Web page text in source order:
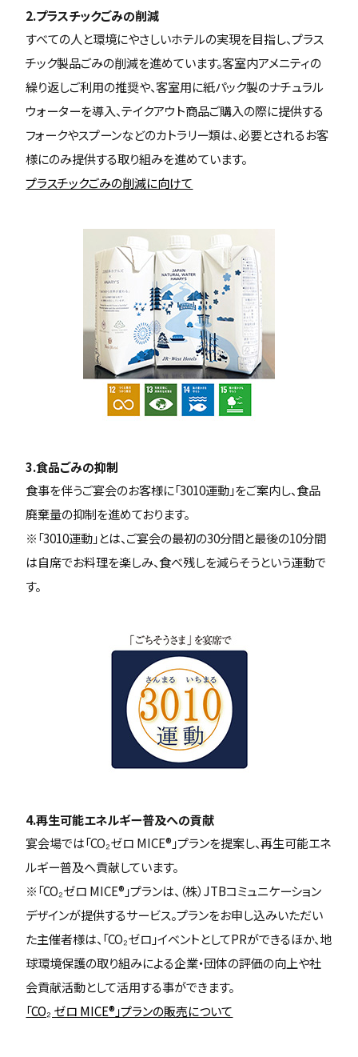
2.プラスチックごみの削減
すべての人と環境にやさしいホテルの実現を目指し、プラス
チック製品ごみの削減を進めています。客室内アメニティの
繰り返しご利用の推奨や、客室用に紙パック製のナチュラル
ウォーターを導入、テイクアウト商品ご購入の際に提供する
フォークやスプーンなどのカトラリー類は、必要とされるお客
様にのみ提供する取り組みを進めています。
プラスチックごみの削減に向けて
3.食品ごみの抑制
食事を伴うご宴会のお客様に「3010運動」をご案内し、食品
廃棄量の抑制を進めております。
※「3010運動」とは、ご宴会の最初の30分間と最後の10分間
は自席でお料理を楽しみ、食べ残しを減らそうという運動で
す。
4.再生可能エネルギー普及への貢献
宴会場では「CO₂ゼロ MICE®」プランを提案し、再生可能エネ
ルギー普及へ貢献しています。
※「CO₂ゼロ MICE®」プランは、（株）JTBコミュニケーション
デザインが提供するサービス。プランをお申し込みいただい
た主催者様は、「CO₂ゼロ」イベントとしてPRができるほか、地
球環境保護の取り組みによる企業・団体の評価の向上や社
会貢献活動として活用する事ができます。
「CO₂ ゼロ MICE®」プランの販売について